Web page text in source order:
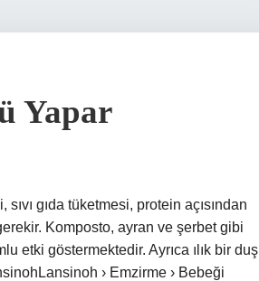
Yapar
gıda tüketmesi, protein açısından
Komposto, ayran ve şerbet gibi
etki göstermektedir. Ayrıca ılık bir duş
› Emzirme › Bebeği